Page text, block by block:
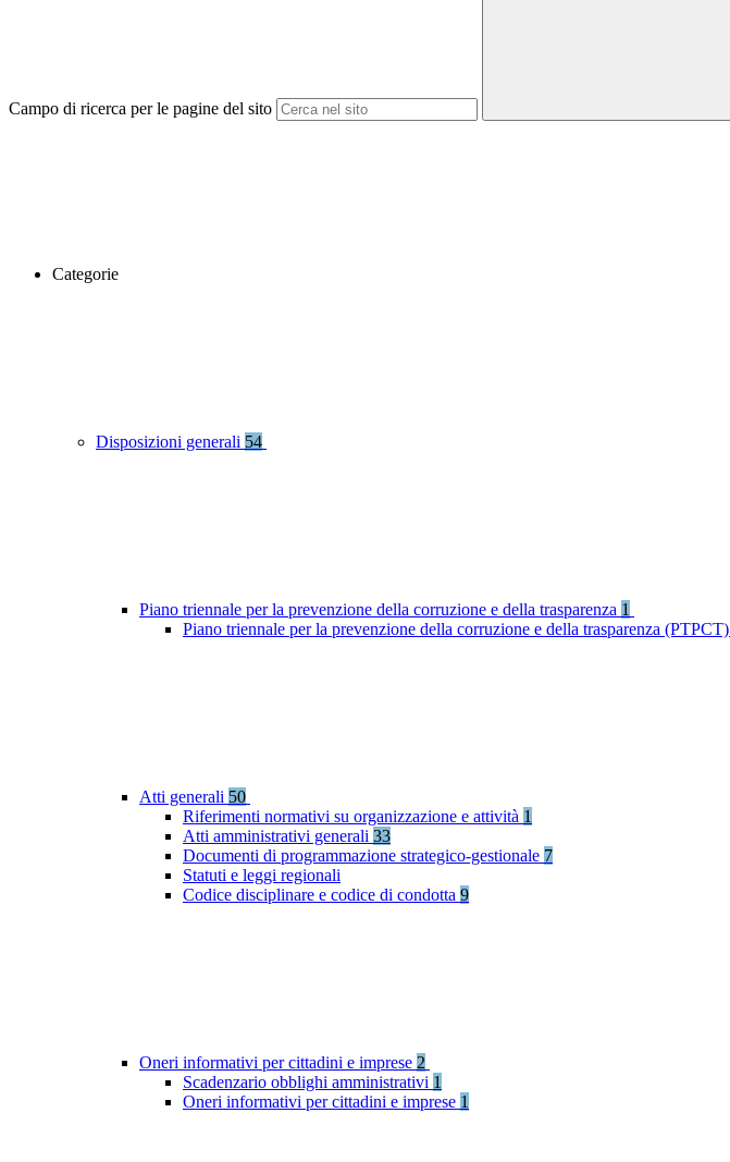
Campo di ricerca per le pagine del sito
Categorie
Disposizioni generali 54
Piano triennale per la prevenzione della corruzione e della trasparenza 1
Piano triennale per la prevenzione della corruzione e della trasparenza (PTPCT)
Atti generali 50
Riferimenti normativi su organizzazione e attività 1
Atti amministrativi generali 33
Documenti di programmazione strategico-gestionale 7
Statuti e leggi regionali
Codice disciplinare e codice di condotta 9
Oneri informativi per cittadini e imprese 2
Scadenzario obblighi amministrativi 1
Oneri informativi per cittadini e imprese 1